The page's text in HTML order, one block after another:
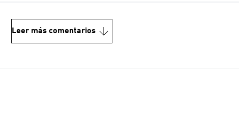
Leer más comentarios